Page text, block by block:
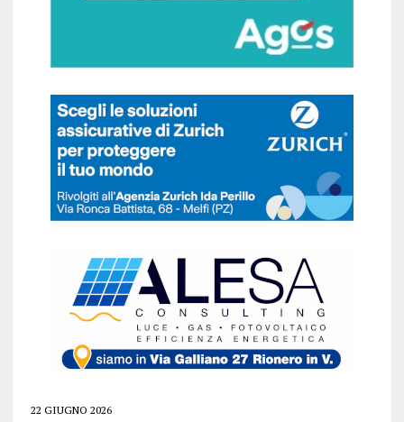
22 GIUGNO 2026